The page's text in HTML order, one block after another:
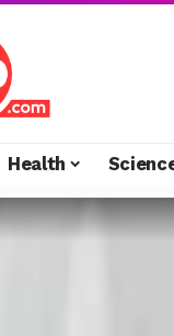
Health